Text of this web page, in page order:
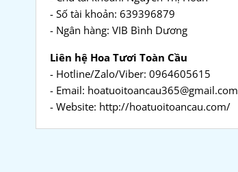
- Số tài khoản: 639396879
- Ngân hàng: VIB Bình Dương
Liên hệ Hoa Tươi Toàn Cầu
- Hotline/Zalo/Viber: 0964605615
- Email: hoatuoitoancau365@gmail.com
- Website: http://hoatuoitoancau.com/